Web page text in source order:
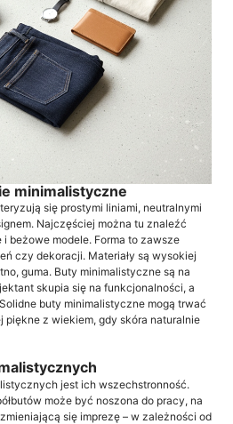
minimalistyczne
się prostymi liniami, neutralnymi
Najczęściej można tu znaleźć
i beżowe modele. Forma to zawsze
czy dekoracji. Materiały są wysokiej
guma. Buty minimalistyczne są na
skupia się na funkcjonalności, a
buty minimalistyczne mogą trwać
piękne z wiekiem, gdy skóra naturalnie
jest ich wszechstronność.
może być noszona do pracy, na
się imprezę – w zależności od